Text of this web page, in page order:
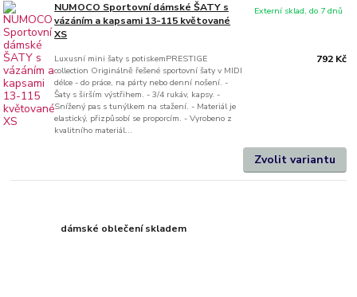
NUMOCO Sportovní dámské ŠATY s
vázáním a kapsami 13-115 květované
XS
Luxusní mini šaty s potiskemPRESTIGE
collection Originálně řešené sportovní šaty v MIDI
délce - do práce, na párty nebo denní nošení. -
Šaty s širším výstřihem. - 3/4 rukáv, kapsy. -
Snížený pas s tunýlkem na stažení. - Materiál je
elastický, přizpůsobí se proporcím. - Vyrobeno z
kvalitního materiál...
792 Kč
Externí sklad, do 7 dnů
Zvolit variantu
dámské oblečení skladem